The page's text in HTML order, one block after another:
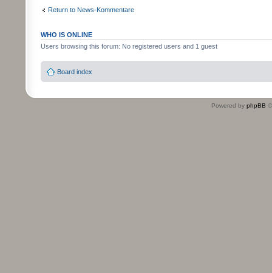
Return to News-Kommentare
WHO IS ONLINE
Users browsing this forum: No registered users and 1 guest
Board index
Powered by phpBB